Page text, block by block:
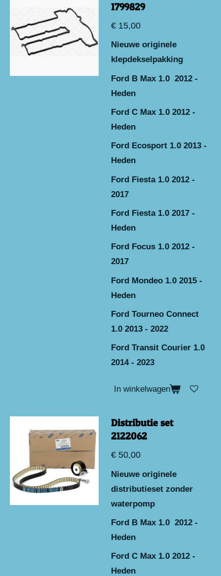
1799829
€ 15,00
Nieuwe originele
klepdekselpakking
Ford B Max 1.0 2012 -
Heden
Ford C Max 1.0 2012 -
Heden
Ford Ecosport 1.0 2013 -
Heden
Ford Fiesta 1.0 2012 -
2017
Ford Fiesta 1.0 2017 -
Heden
Ford Focus 1.0 2012 -
2017
Ford Mondeo 1.0 2015 -
Heden
Ford Tourneo Connect
1.0 2013 - 2022
Ford Transit Courier 1.0
2014 - 2023
In winkelwagen
Distributie set
2122062
€ 50,00
Nieuwe originele
distributieset zonder
waterpomp
Ford B Max 1.0 2012 -
Heden
Ford C Max 1.0 2012 -
Heden